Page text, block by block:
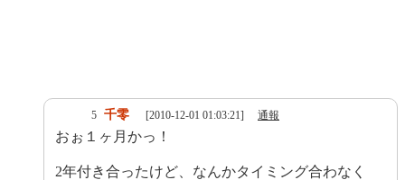
5 千零 [2010-12-01 01:03:21] 通報
おぉ１ヶ月かっ！
2年付き合ったけど、なんかタイミング合わなく